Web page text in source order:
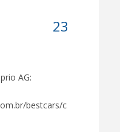
AG:
bestcars/c